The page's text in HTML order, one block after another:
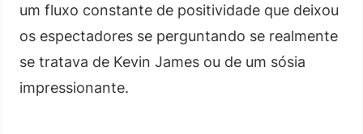
um fluxo constante de positividade que deixou
os espectadores se perguntando se realmente
se tratava de Kevin James ou de um sósia
impressionante.